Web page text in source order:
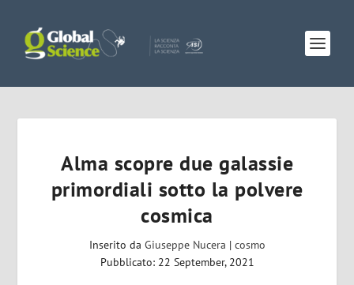
Alma scopre due galassie
primordiali sotto la polvere
cosmica
Inserito da Giuseppe Nucera | cosmo
Pubblicato: 22 September, 2021